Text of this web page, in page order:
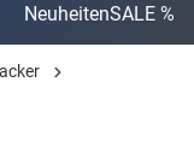
NeuheitenSALE %